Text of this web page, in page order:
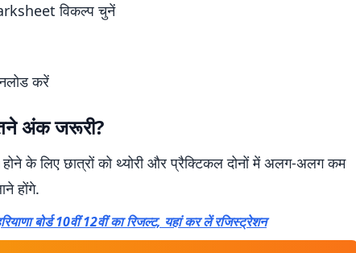
विकल्प चुनें
करें
अंक जरूरी?
होने के लिए छात्रों को थ्योरी और प्रैक्टिकल दोनों में अलग-अलग कम
होंगे.
बोर्ड 10वीं 12वीं का रिजल्ट, यहां कर लें रजिस्ट्रेशन